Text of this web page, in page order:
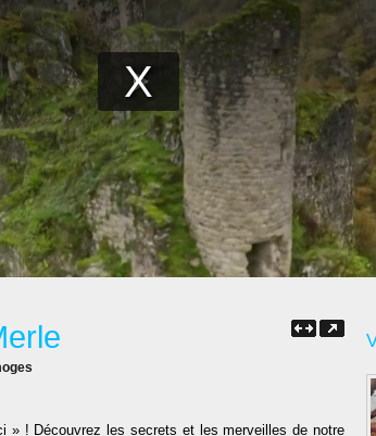
» ! Découvrez les secrets et les merveilles de notre